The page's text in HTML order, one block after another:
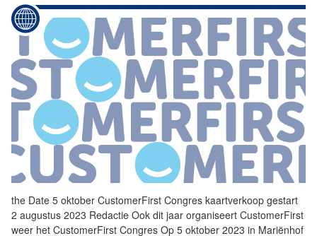
the Date 5 oktober CustomerFirst Congres kaartverkoop gestart
2 augustus 2023 Redactie Ook dit jaar organiseert CustomerFirst
weer het CustomerFirst Congres Op 5 oktober 2023 in Mariënhof